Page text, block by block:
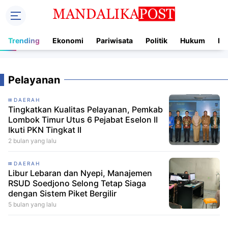
Trending Ekonomi Pariwisata Politik Hukum
Pelayanan
DAERAH
Tingkatkan Kualitas Pelayanan, Pemkab
Lombok Timur Utus 6 Pejabat Eselon II
Ikuti PKN Tingkat II
2 bulan yang lalu
DAERAH
Libur Lebaran dan Nyepi, Manajemen
RSUD Soedjono Selong Tetap Siaga
dengan Sistem Piket Bergilir
5 bulan yang lalu